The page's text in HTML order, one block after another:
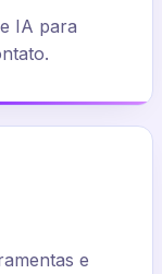
IA para
e